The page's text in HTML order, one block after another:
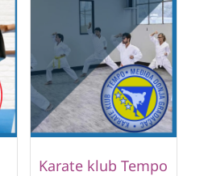
Karate klub Tempo